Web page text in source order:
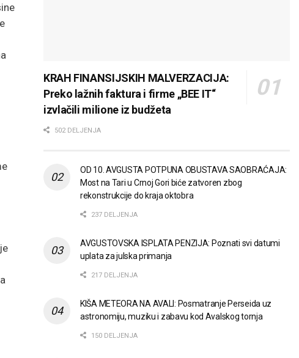
KRAH FINANSIJSKIH MALVERZACIJA:
Preko lažnih faktura i firme „BEE IT“
izvlačili milione iz budžeta
502 DELJENJA
OD 10. AVGUSTA POTPUNA OBUSTAVA SAOBRAĆAJA:
Most na Tari u Crnoj Gori biće zatvoren zbog
rekonstrukcije do kraja oktobra
237 DELJENJA
AVGUSTOVSKA ISPLATA PENZIJA: Poznati svi datumi
uplata za julska primanja
217 DELJENJA
KIŠA METEORA NA AVALI: Posmatranje Perseida uz
astronomiju, muziku i zabavu kod Avalskog tornja
150 DELJENJA